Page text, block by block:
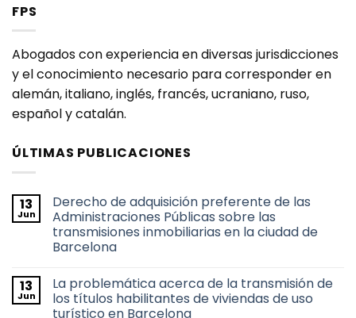
FPS
Abogados con experiencia en diversas jurisdicciones
y el conocimiento necesario para corresponder en
alemán, italiano, inglés, francés, ucraniano, ruso,
español y catalán.
ÚLTIMAS PUBLICACIONES
13
Jun
Derecho de adquisición preferente de las
Administraciones Públicas sobre las
transmisiones inmobiliarias en la ciudad de
Barcelona
comentarios
en
Derecho
de
13
Jun
La problemática acerca de la transmisión de
los títulos habilitantes de viviendas de uso
turístico en Barcelona